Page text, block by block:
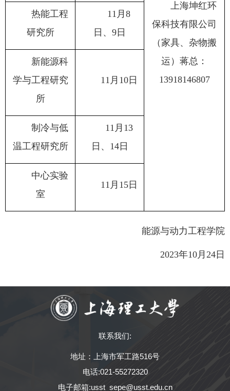
上海坤红环
保科技有限公司
（家具、杂物搬
运）蒋总：
13918146807
热能工程
研究所
11月8
日、9日
新能源科
学与工程研究
所
11月10日
制冷与低
温工程研究所
11月13
日、14日
中心实验
室
11月15日
能源与动力工程学院
2023年10月24日
联系我们:
地址：上海市军工路516号
电话:021-55272320
电子邮箱:usst_sepe@usst.edu.cn